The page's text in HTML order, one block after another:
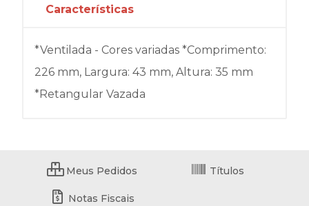
Características
*Ventilada - Cores variadas *Comprimento:
226 mm, Largura: 43 mm, Altura: 35 mm
*Retangular Vazada
Meus Pedidos Títulos
Notas Fiscais